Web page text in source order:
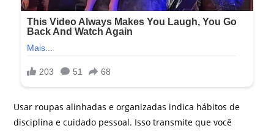
Usar roupas alinhadas e organizadas indica hábitos de
disciplina e cuidado pessoal. Isso transmite que você